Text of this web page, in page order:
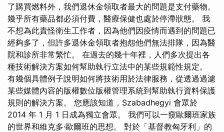
了購買燃料外，我們退休金領取者最大的問題是支付藥物。
幾乎所有藥品都必須付費，醫療保健也處於停滯狀態。 我
不想為此責怪衛生工作者，因為他們因疫情而遇到的問題已
經夠多了，但許多退休金領取者抱怨他們無法排隊，因為醫
院和診所非常繁忙。 在過去的幾十年裡，人們多次提出各
種技術解決方案如何幫助執行立法中的某些規範性規定。
有幾個具體例子說明如何將技術用於法律服務，從透過過濾
某些媒體內容的版權數位版權管理系統到幫助執行資料保護
規則的解決方案。 您應該知道，Szabadhegyi 會眾於
2014 年 1 月 1 日成為獨立會眾。 我們可以一窺歐爾班家族
的世界和維克多·歐爾班的思想。 對於「基督教匈牙利」的